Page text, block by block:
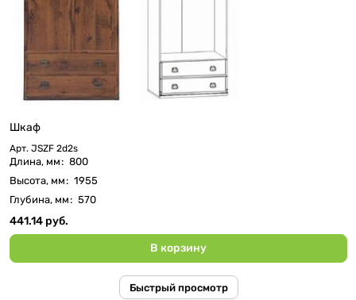
Шкаф
Арт. JSZF 2d2s
Длина, мм: 800
Высота, мм: 1955
Глубина, мм: 570
441.14 руб.
В корзину
Быстрый просмотр